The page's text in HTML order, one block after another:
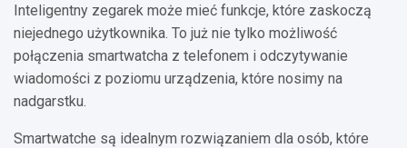
Inteligentny zegarek może mieć funkcje, które zaskoczą
niejednego użytkownika. To już nie tylko możliwość
połączenia smartwatcha z telefonem i odczytywanie
wiadomości z poziomu urządzenia, które nosimy na
nadgarstku.
Smartwatche są idealnym rozwiązaniem dla osób, które